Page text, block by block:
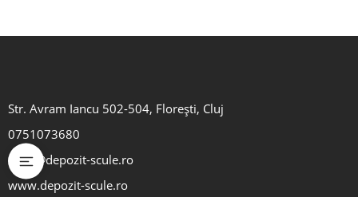
Str. Avram Iancu 502-504, Florești, Cluj
0751073680
shop@depozit-scule.ro
www.depozit-scule.ro